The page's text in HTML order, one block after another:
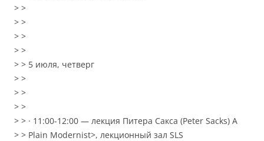
> >
> >
> >
> >
> > 5 июля, четверг
> >
> >
> >
> > · 11:00-12:00 — лекция Питера Сакса (Peter Sacks) A
> > Plain Modernist>, лекционный зал SLS